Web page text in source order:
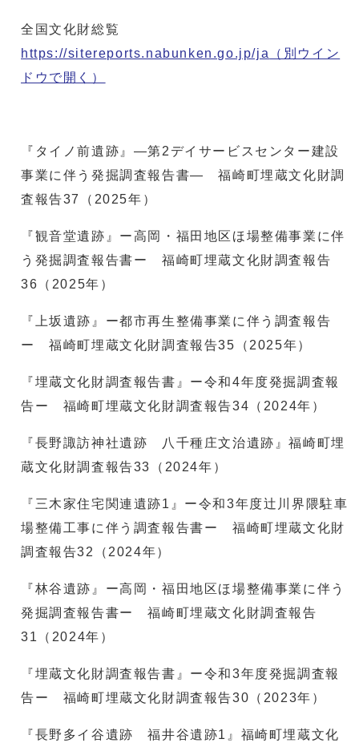
全国文化財総覧
https://sitereports.nabunken.go.jp/ja
（別ウイン
ドウで開く）
『タイノ前遺跡』―第2デイサービスセンター建設
事業に伴う発掘調査報告書― 福崎町埋蔵文化財調
査報告37（2025年）
『観音堂遺跡』ー高岡・福田地区ほ場整備事業に伴
う発掘調査報告書ー 福崎町埋蔵文化財調査報告
36（2025年）
『上坂遺跡』ー都市再生整備事業に伴う調査報告
ー 福崎町埋蔵文化財調査報告35（2025年）
『埋蔵文化財調査報告書』ー令和4年度発掘調査報
告ー 福崎町埋蔵文化財調査報告34（2024年）
『長野諏訪神社遺跡 八千種庄文治遺跡』福崎町埋
蔵文化財調査報告33（2024年）
『三木家住宅関連遺跡1』ー令和3年度辻川界隈駐車
場整備工事に伴う調査報告書ー 福崎町埋蔵文化財
調査報告32（2024年）
『林谷遺跡』ー高岡・福田地区ほ場整備事業に伴う
発掘調査報告書ー 福崎町埋蔵文化財調査報告
31（2024年）
『埋蔵文化財調査報告書』ー令和3年度発掘調査報
告ー 福崎町埋蔵文化財調査報告30（2023年）
『長野多イ谷遺跡 福井谷遺跡1』福崎町埋蔵文化